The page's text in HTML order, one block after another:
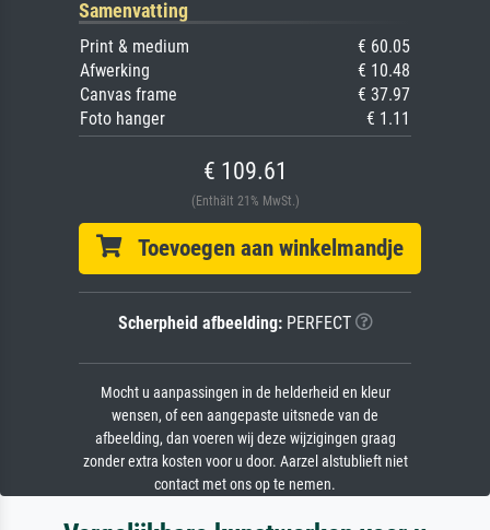
Samenvatting
Print & medium
€ 60.05
Afwerking
€ 10.48
Canvas frame
€ 37.97
Foto hanger
€ 1.11
€ 109.61
(Enthält 21% MwSt.)
Toevoegen aan winkelmandje
Scherpheid afbeelding:PERFECT
Mocht u aanpassingen in de helderheid en kleur
wensen, of een aangepaste uitsnede van de
afbeelding, dan voeren wij deze wijzigingen graag
zonder extra kosten voor u door. Aarzel alstublieft niet
contact met ons op te nemen.